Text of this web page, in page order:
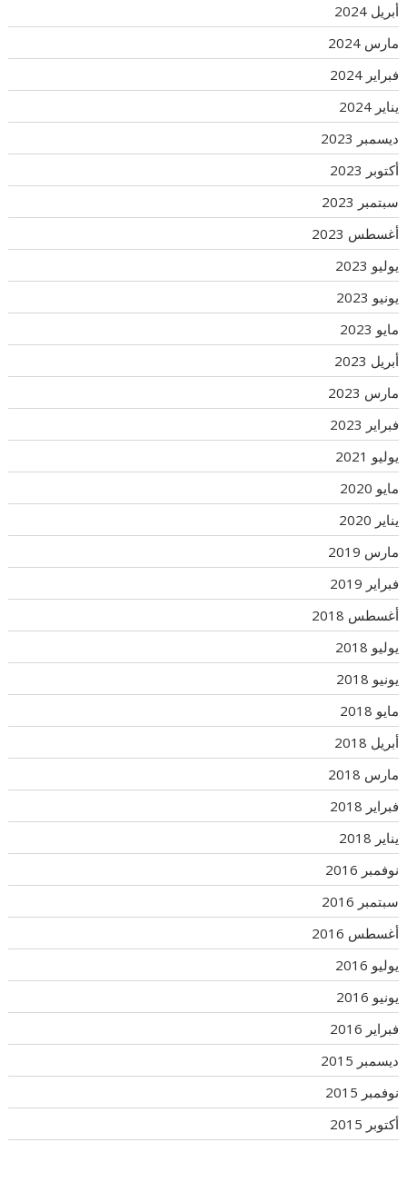
أبريل 2024
مارس 2024
فبراير 2024
يناير 2024
ديسمبر 2023
أكتوبر 2023
سبتمبر 2023
أغسطس 2023
يوليو 2023
يونيو 2023
مايو 2023
أبريل 2023
مارس 2023
فبراير 2023
يوليو 2021
مايو 2020
يناير 2020
مارس 2019
فبراير 2019
أغسطس 2018
يوليو 2018
يونيو 2018
مايو 2018
أبريل 2018
مارس 2018
فبراير 2018
يناير 2018
نوفمبر 2016
سبتمبر 2016
أغسطس 2016
يوليو 2016
يونيو 2016
فبراير 2016
ديسمبر 2015
نوفمبر 2015
أكتوبر 2015